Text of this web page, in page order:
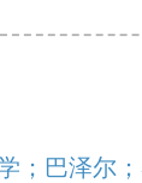
；巴泽尔